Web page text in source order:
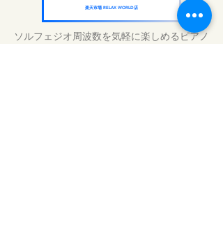
楽天市場 RELAX WORLD店
ソルフェジオ周波数を気軽に楽しめるピアノ